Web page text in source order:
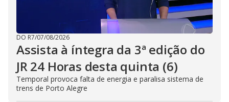
DO R7/07/08/2026
Assista à íntegra da 3ª edição do
JR 24 Horas desta quinta (6)
Temporal provoca falta de energia e paralisa sistema de
trens de Porto Alegre